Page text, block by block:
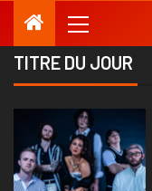
TITRE DU JOUR